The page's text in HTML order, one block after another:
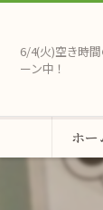
6/4(火)空き時
ーン中！
ホー